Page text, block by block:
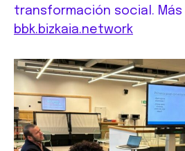
transformación social.
bbk.bizkaia.network